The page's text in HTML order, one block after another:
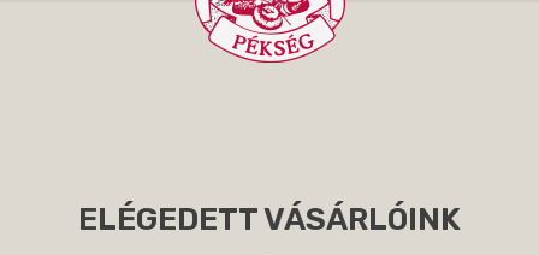
ELÉGEDETT VÁSÁRLÓINK